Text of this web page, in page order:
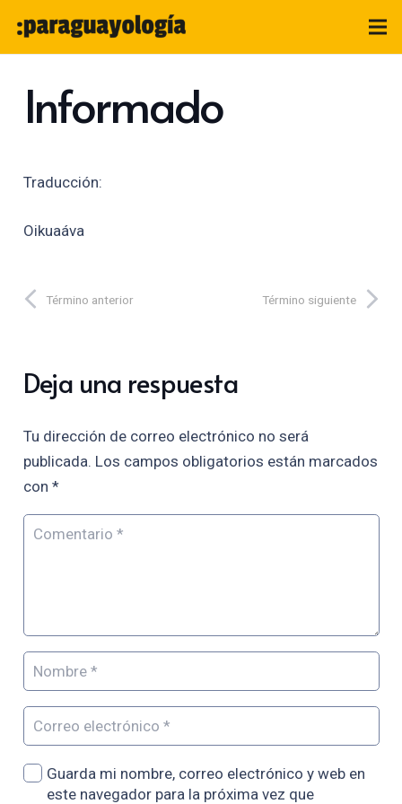
Informado
Traducción:
Oikuaáva
Término anterior Término siguiente
Deja una respuesta
Tu dirección de correo electrónico no será
publicada. Los campos obligatorios están marcados
con *
Guarda mi nombre, correo electrónico y web en
este navegador para la próxima vez que